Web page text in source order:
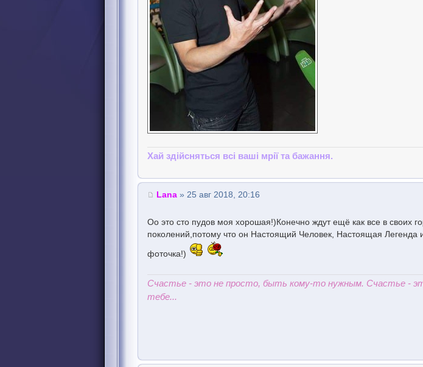
Хай здійсняться всі ваші мрії та бажання.
Lana » 25 авг 2018, 20:16
Оо это сто пудов моя хорошая!)Конечно ждут ещё как все в своих
поколений,потому что он Настоящий Человек, Настоящая Легенда
фоточка!)
Счастье - это не просто, быть кому-то нужным. Счастье -
тебе...